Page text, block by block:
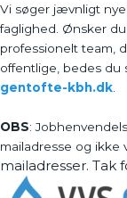
Vi søger jævnligt
faglighed. Ønsker
professionelt team,
offentlige, bedes du
gentofte-kbh.dk.
OBS:
mailadresse og ikke
mailadresser. Tak